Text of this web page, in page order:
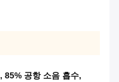
, 85% 공항 소음 흡수,